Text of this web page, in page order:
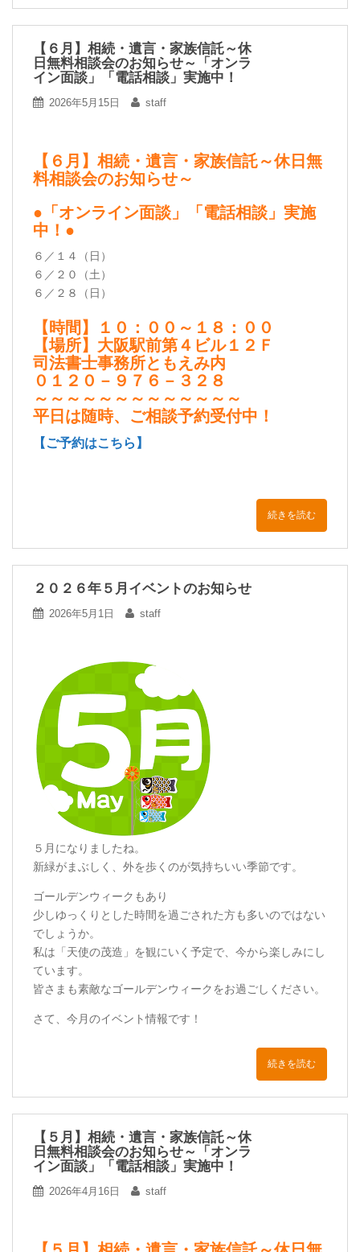
【６月】相続・遺言・家族信託～休
日無料相談会のお知らせ～「オンラ
イン面談」「電話相談」実施中！
2026年5月15日 staff
【６月】相続・遺言・家族信託～休日無
料相談会のお知らせ～
●「オンライン面談」「電話相談」実施
中！●
６／１４（日）
６／２０（土）
６／２８（日）
【時間】１０：００～１８：００
【場所】大阪駅前第４ビル１２Ｆ
司法書士事務所ともえみ内
０１２０－９７６－３２８
～～～～～～～～～～～～～
平日は随時、ご相談予約受付中！
【ご予約はこちら】
続きを読む
２０２６年５月イベントのお知らせ
2026年5月1日 staff
５月になりましたね。
新緑がまぶしく、外を歩くのが気持ちいい季節です。
ゴールデンウィークもあり
少しゆっくりとした時間を過ごされた方も多いのではない
でしょうか。
私は「天使の茂造」を観にいく予定で、今から楽しみにし
ています。
皆さまも素敵なゴールデンウィークをお過ごしください。
さて、今月のイベント情報です！
続きを読む
【５月】相続・遺言・家族信託～休
日無料相談会のお知らせ～「オンラ
イン面談」「電話相談」実施中！
2026年4月16日 staff